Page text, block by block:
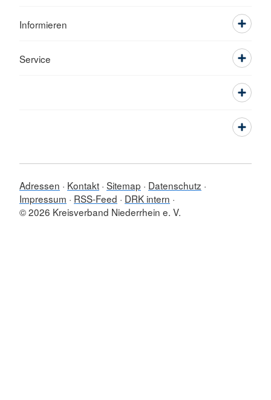
Informieren
Service
Adressen Kontakt Sitemap
Datenschutz
Impressum
RSS-Feed
DRK intern
© 2026 Kreisverband Niederrhein e. V.